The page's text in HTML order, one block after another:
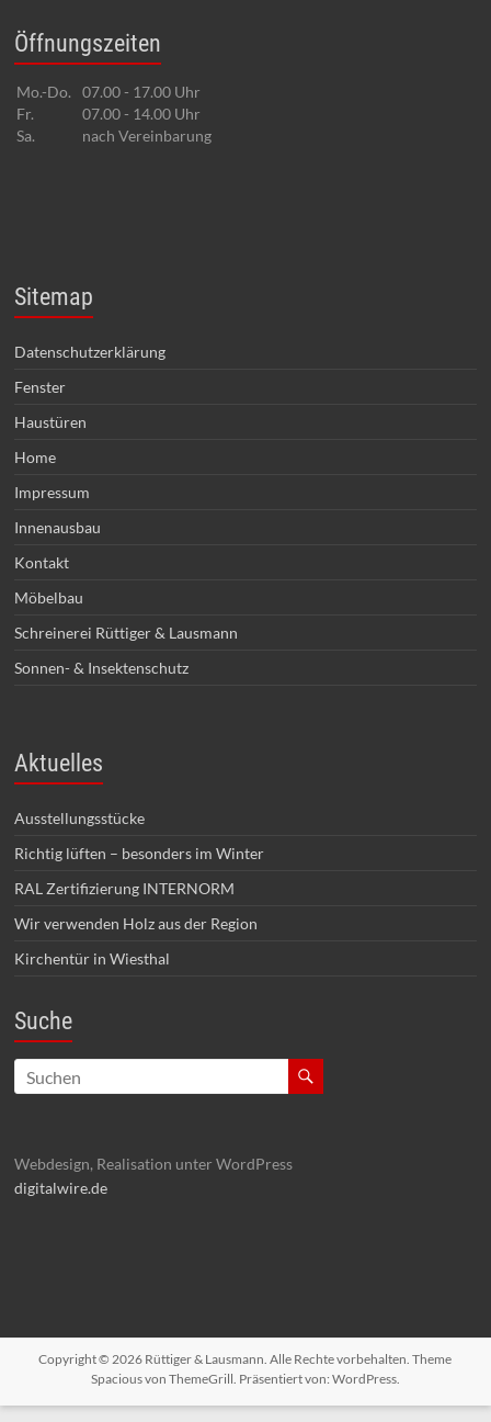
Öffnungszeiten
Mo.-Do.
07.00 - 17.00 Uhr
Fr.
07.00 - 14.00 Uhr
Sa.
nach Vereinbarung
Sitemap
Datenschutzerklärung
Fenster
Haustüren
Home
Impressum
Innenausbau
Kontakt
Möbelbau
Schreinerei Rüttiger & Lausmann
Sonnen- & Insektenschutz
Aktuelles
Ausstellungsstücke
Richtig lüften – besonders im Winter
RAL Zertifizierung INTERNORM
Wir verwenden Holz aus der Region
Kirchentür in Wiesthal
Suche
Webdesign, Realisation unter WordPress
digitalwire.de
Copyright © 2026 Rüttiger & Lausmann. Alle Rechte vorbehalten. Theme
Spaciousvon ThemeGrill. Präsentiert von: WordPress.